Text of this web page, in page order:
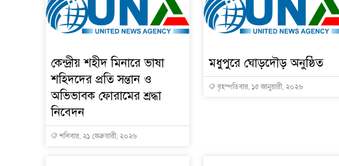
কেন্দ্রীয় শহীদ মিনারে ভাষা
শহিদদের প্রতি সন্তান ও
অভিভাবক ফোরামের শ্রদ্ধা
নিবেদন
শনিবার, ২১ ফেব্রুয়ারী, ২০২৬
মধুপুরে ঘোড়দৌড় অনুষ্ঠিত
বৃহস্পতিবার, ১৫ জানুয়ারী, ২০২৬